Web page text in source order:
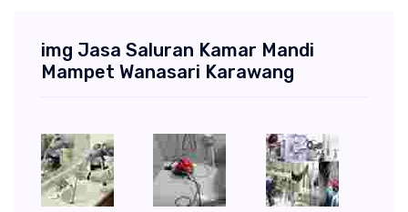
img Jasa Saluran Kamar Mandi
Mampet Wanasari Karawang